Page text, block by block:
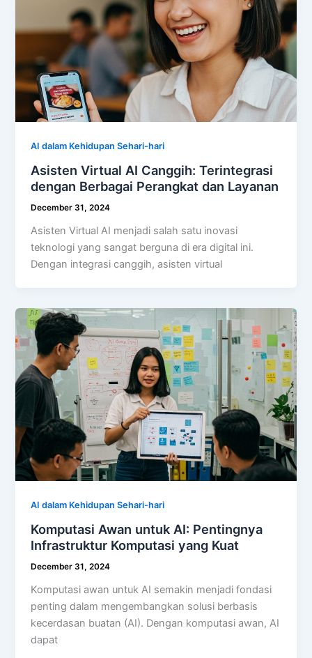
AI dalam Kehidupan Sehari-hari
Asisten Virtual AI Canggih: Terintegrasi
dengan Berbagai Perangkat dan Layanan
December 31, 2024
Asisten Virtual AI menjadi salah satu inovasi
teknologi yang sangat berguna di era digital ini.
Dengan integrasi canggih, asisten virtual
AI dalam Kehidupan Sehari-hari
Komputasi Awan untuk AI: Pentingnya
Infrastruktur Komputasi yang Kuat
December 31, 2024
Komputasi awan untuk AI semakin menjadi fondasi
penting dalam mengembangkan solusi berbasis
kecerdasan buatan (AI). Dengan komputasi awan, AI
dapat